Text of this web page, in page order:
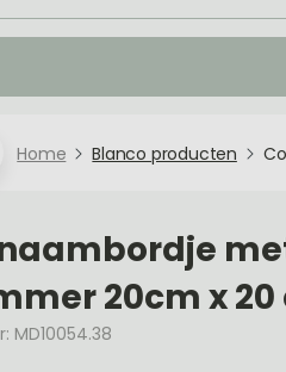
Home Blanco producten
20cm x 20
MD10054.38